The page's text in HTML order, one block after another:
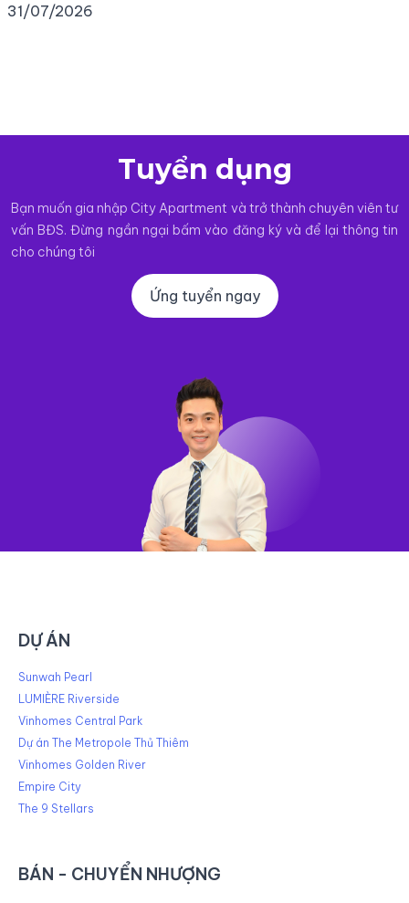
Tuyển dụng
Bạn muốn gia nhập City Apartment và trở thành chuyên viên tư
vấn BĐS. Đừng ngần ngại bấm vào đăng ký và để lại thông tin
cho chúng tôi
Ứng tuyển ngay
DỰ ÁN
Sunwah Pearl
LUMIÈRE Riverside
Vinhomes Central Park
Dự án The Metropole Thủ Thiêm
Vinhomes Golden River
Empire City
The 9 Stellars
BÁN - CHUYỂN NHƯỢNG